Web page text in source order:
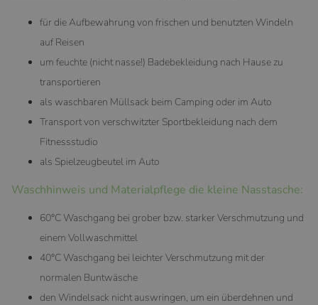
für die Aufbewahrung von frischen und benutzten Windeln
auf Reisen
um feuchte (nicht nasse!) Badebekleidung nach Hause zu
transportieren
als waschbaren Müllsack beim Camping oder im Auto
Transport von verschwitzter Sportbekleidung nach dem
Fitnessstudio
als Spielzeugbeutel im Auto
Waschhinweis und Materialpflege die kleine Nasstasche:
60°C Waschgang bei grober bzw. starker Verschmutzung und
einem Vollwaschmittel
40°C Waschgang bei leichter Verschmutzung mit der
normalen Buntwäsche
den Windelsack nicht auswringen, um ein überdehnen und